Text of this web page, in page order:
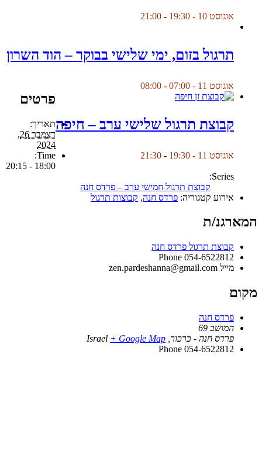
אוגוסט 10 - 19:30 -
21:00
תרגול בזום, ימי שלישי בבוקר – הוד השרון
אוגוסט 11 - 07:00 -
08:00
קבוצת תרגול שלישי ערב – חיפה
אוגוסט 11 - 19:30 -
21:30
פרטים
תאריך:
דצמבר 26,
2024
Time:
18:00 - 20:15
Series:
קבוצת תרגול חמישי ערב – פרדס חנה
אירוע קטגוריה: פרדס חנה, קבוצות תרגול
המארגנ/ת
קבוצת תרגול פרדס חנה
Phone 054-6522812
מייל zen.pardeshanna@gmail.com
מקום
פרדס חנה
המושב 69
פרדס חנה - כרכור
Israel + Google Map
Phone 054-6522812